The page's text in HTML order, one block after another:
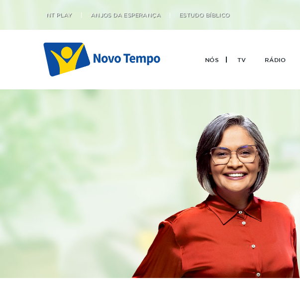
NÓS TV RÁDIO
NT PLAY ANJOS DA ESPERANÇA ESTUDO BÍBLICO